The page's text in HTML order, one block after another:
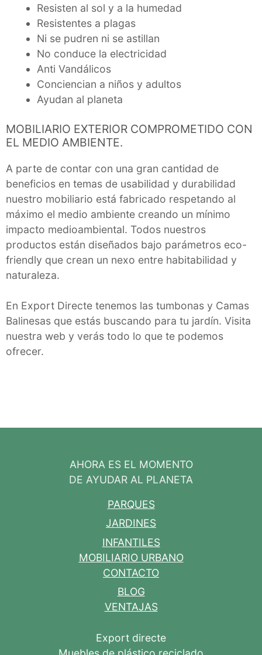
Resisten al sol y a la humedad
Resistentes a plagas
Ni se pudren ni se astillan
No conduce la electricidad
Anti Vandálicos
Conciencian a niños y adultos
Ayudan al planeta
MOBILIARIO EXTERIOR COMPROMETIDO CON
EL MEDIO AMBIENTE.
A parte de contar con una gran cantidad de
beneficios en temas de usabilidad y durabilidad
nuestro mobiliario está fabricado respetando al
máximo el medio ambiente creando un mínimo
impacto medioambiental. Todos nuestros
productos están diseñados bajo parámetros eco-
friendly que crean un nexo entre habitabilidad y
naturaleza.
En Export Directe tenemos las tumbonas y Camas
Balinesas que estás buscando para tu jardín. Visita
nuestra web y verás todo lo que te podemos
ofrecer.
AHORA ES EL MOMENTO
DE AYUDAR AL PLANETA
PARQUES
JARDINES
INFANTILES
MOBILIARIO URBANO
CONTACTO
BLOG
VENTAJAS
Export directe